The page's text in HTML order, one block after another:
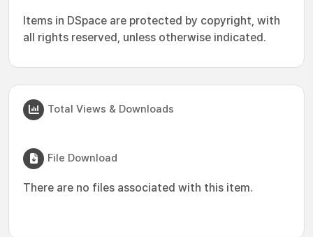
Items in DSpace are protected by copyright, with
all rights reserved, unless otherwise indicated.
Total Views & Downloads
File Download
There are no files associated with this item.